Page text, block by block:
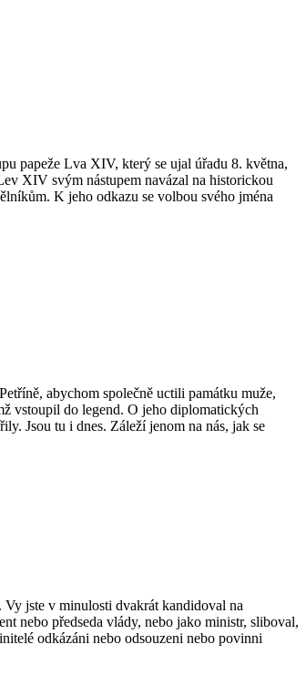
papeže Lva XIV, který se ujal úřadu 8. května,
XIV svým nástupem navázal na historickou
K jeho odkazu se volbou svého jména
abychom společně uctili památku muže,
vstoupil do legend. O jeho diplomatických
Jsou tu i dnes. Záleží jenom na nás, jak se
jste v minulosti dvakrát kandidoval na
nebo předseda vlády, nebo jako ministr, sliboval,
odkázáni nebo odsouzeni nebo povinni